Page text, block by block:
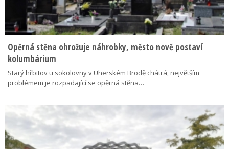
Opěrná stěna ohrožuje náhrobky, město nově postaví
kolumbárium
Starý hřbitov u sokolovny v Uherském Brodě chátrá, největším
problémem je rozpadající se opěrná stěna…